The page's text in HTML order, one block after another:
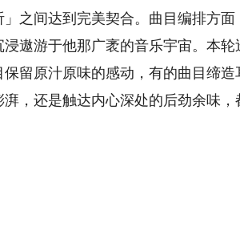
之间达到完美契合。曲目编排方面
遨游于他那广袤的音乐宇宙。本轮
留原汁原味的感动，有的曲目缔造
，还是触达内心深处的后劲余味，